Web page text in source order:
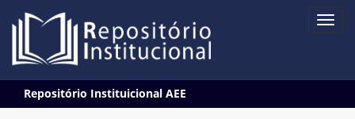
navigation
Repositório Instituicional AEE